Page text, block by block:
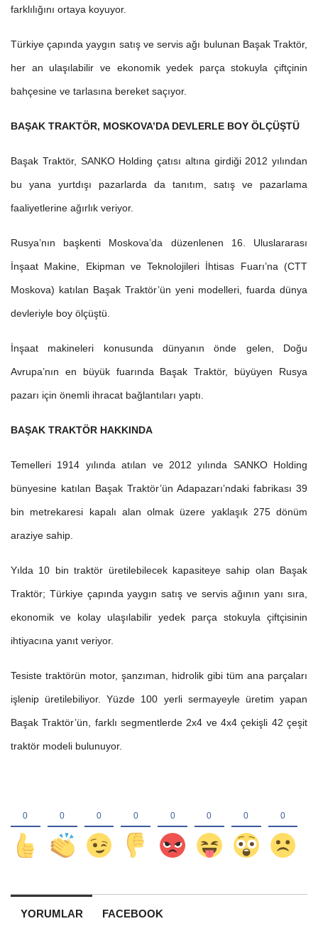
farklılığını ortaya koyuyor.
Türkiye çapında yaygın satış ve servis ağı bulunan Başak Traktör,
her an ulaşılabilir ve ekonomik yedek parça stokuyla çiftçinin
bahçesine ve tarlasına bereket saçıyor.
BAŞAK TRAKTÖR, MOSKOVA’DA DEVLERLE BOY ÖLÇÜŞTÜ
Başak Traktör, SANKO Holding çatısı altına girdiği 2012 yılından
bu yana yurtdışı pazarlarda da tanıtım, satış ve pazarlama
faaliyetlerine ağırlık veriyor.
Rusya’nın başkenti Moskova’da düzenlenen 16. Uluslararası
İnşaat Makine, Ekipman ve Teknolojileri İhtisas Fuarı’na (CTT
Moskova) katılan Başak Traktör’ün yeni modelleri, fuarda dünya
devleriyle boy ölçüştü.
İnşaat makineleri konusunda dünyanın önde gelen, Doğu
Avrupa’nın en büyük fuarında Başak Traktör, büyüyen Rusya
pazarı için önemli ihracat bağlantıları yaptı.
BAŞAK TRAKTÖR HAKKINDA
Temelleri 1914 yılında atılan ve 2012 yılında SANKO Holding
bünyesine katılan Başak Traktör’ün Adapazarı’ndaki fabrikası 39
bin metrekaresi kapalı alan olmak üzere yaklaşık 275 dönüm
araziye sahip.
Yılda 10 bin traktör üretilebilecek kapasiteye sahip olan Başak
Traktör; Türkiye çapında yaygın satış ve servis ağının yanı sıra,
ekonomik ve kolay ulaşılabilir yedek parça stokuyla çiftçisinin
ihtiyacına yanıt veriyor.
Tesiste traktörün motor, şanzıman, hidrolik gibi tüm ana parçaları
işlenip üretilebiliyor. Yüzde 100 yerli sermayeyle üretim yapan
Başak Traktör’ün, farklı segmentlerde 2x4 ve 4x4 çekişli 42 çeşit
traktör modeli bulunuyor.
YORUMLAR FACEBOOK